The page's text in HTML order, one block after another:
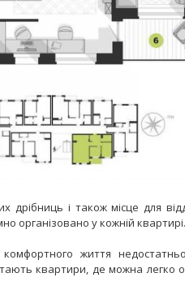
і також місце для
організовано у кожній квартирі.
життя
квартири, де можна легко